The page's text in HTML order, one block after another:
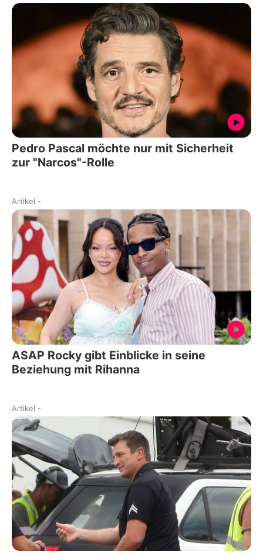
Pedro Pascal möchte nur mit Sicherheit
zur "Narcos"-Rolle
Artikel -
ASAP Rocky gibt Einblicke in seine
Beziehung mit Rihanna
Artikel -